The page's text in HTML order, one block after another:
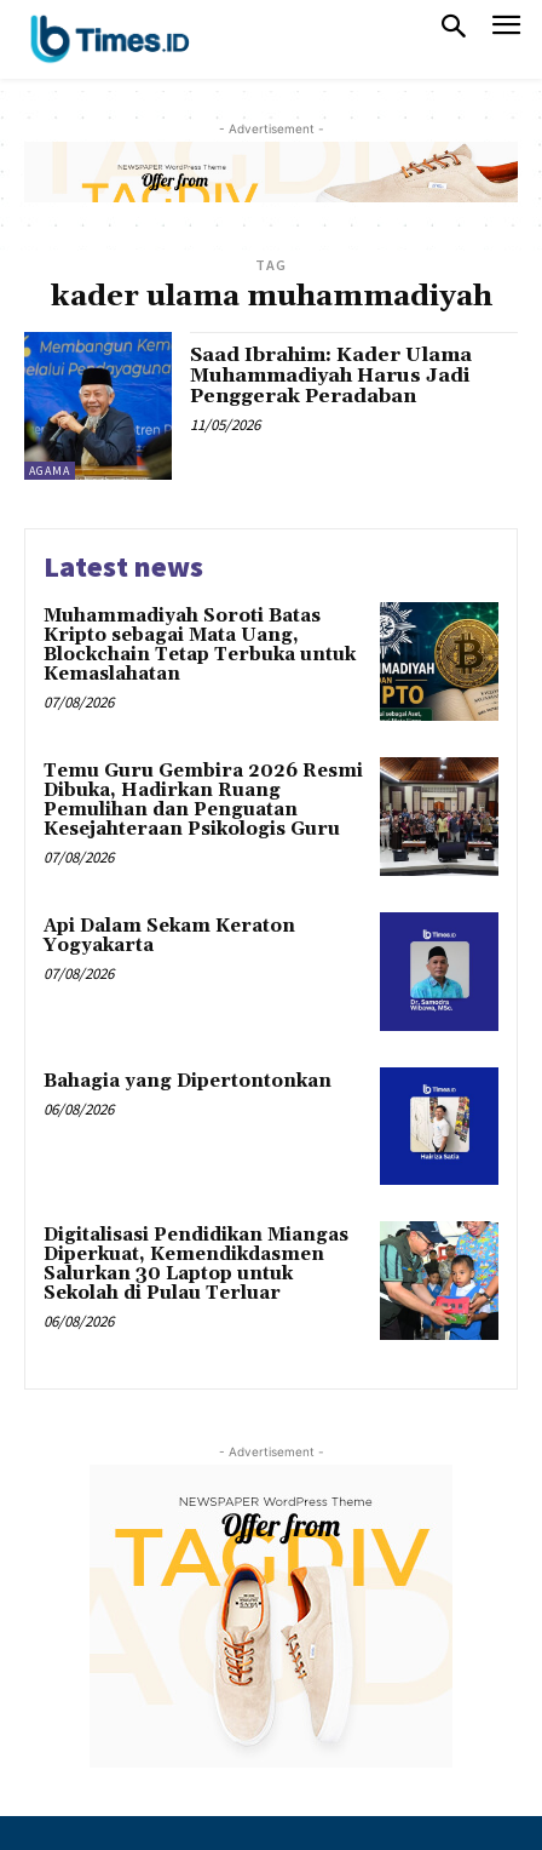
- Advertisement -
TAG
kader ulama muhammadiyah
AGAMA
Saad Ibrahim: Kader Ulama
Muhammadiyah Harus Jadi
Penggerak Peradaban
11/05/2026
Latest news
Muhammadiyah Soroti Batas
Kripto sebagai Mata Uang,
Blockchain Tetap Terbuka untuk
Kemaslahatan
07/08/2026
Temu Guru Gembira 2026 Resmi
Dibuka, Hadirkan Ruang
Pemulihan dan Penguatan
Kesejahteraan Psikologis Guru
07/08/2026
Api Dalam Sekam Keraton
Yogyakarta
07/08/2026
Bahagia yang Dipertontonkan
06/08/2026
Digitalisasi Pendidikan Miangas
Diperkuat, Kemendikdasmen
Salurkan 30 Laptop untuk
Sekolah di Pulau Terluar
06/08/2026
- Advertisement -